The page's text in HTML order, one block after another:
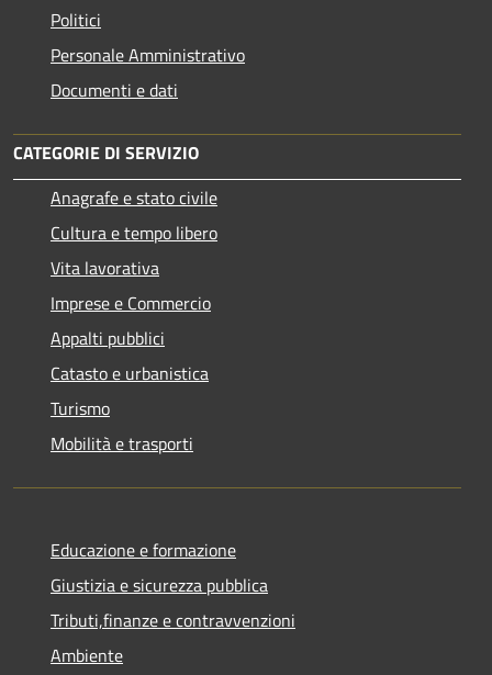
Politici
Personale Amministrativo
Documenti e dati
CATEGORIE DI SERVIZIO
Anagrafe e stato civile
Cultura e tempo libero
Vita lavorativa
Imprese e Commercio
Appalti pubblici
Catasto e urbanistica
Turismo
Mobilità e trasporti
Educazione e formazione
Giustizia e sicurezza pubblica
Tributi,finanze e contravvenzioni
Ambiente